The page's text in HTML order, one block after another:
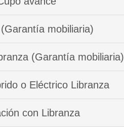
mobiliaria)
(Garantía mobiliaria)
o Eléctrico Libranza
con Libranza